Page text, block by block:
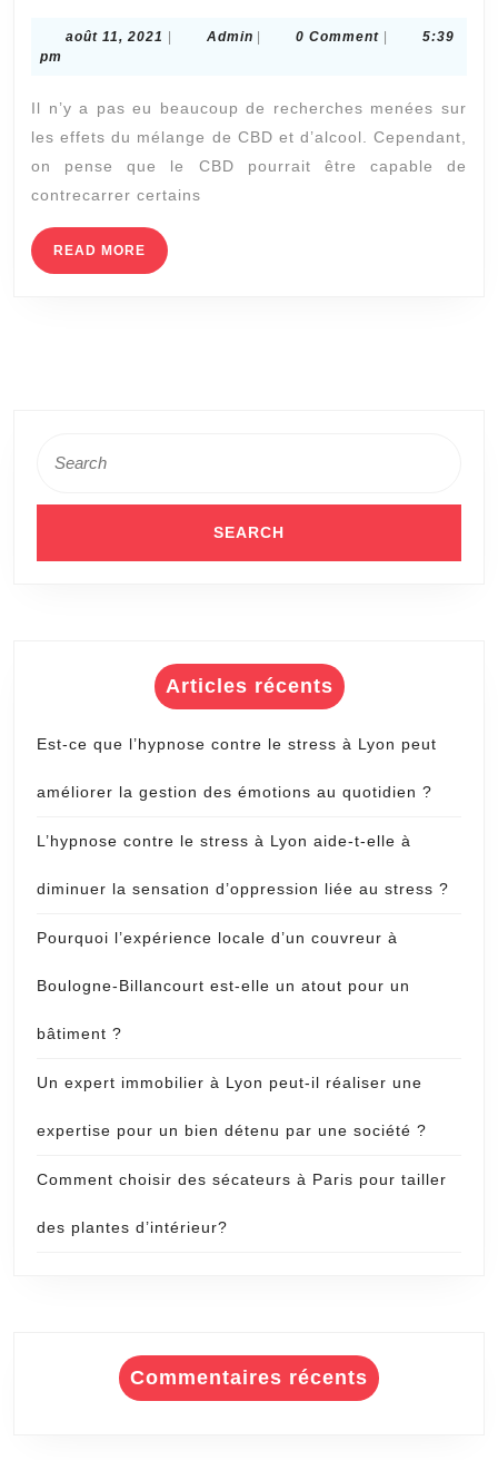
mélange
CBD
et
d’alcool
août 11, 2021 août
AdminAdmin0 Comment
5:39
pm
Il n’y a pas eu beaucoup de recherches menées sur
les effets du mélange de CBD et d’alcool. Cependant,
on pense que le CBD pourrait être capable de
contrecarrer certains
READ MORE READ
MORE
for:
Articles récents
Est-ce que l’hypnose contre le stress à Lyon peut
améliorer la gestion des émotions au quotidien ?
L’hypnose contre le stress à Lyon aide-t-elle à
diminuer la sensation d’oppression liée au stress ?
Pourquoi l’expérience locale d’un couvreur à
Boulogne-Billancourt est-elle un atout pour un
bâtiment ?
Un expert immobilier à Lyon peut-il réaliser une
expertise pour un bien détenu par une société ?
Comment choisir des sécateurs à Paris pour tailler
des plantes d’intérieur?
Commentaires récents